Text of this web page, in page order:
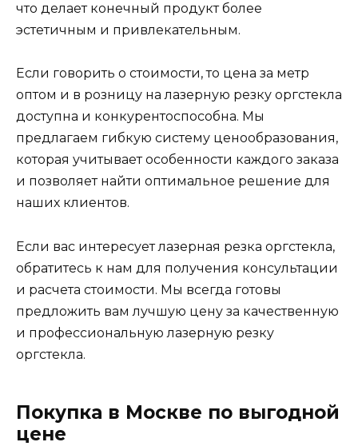
что делает конечный продукт более
эстетичным и привлекательным.
Если говорить о стоимости, то цена за метр
оптом и в розницу на лазерную резку оргстекла
доступна и конкурентоспособна. Мы
предлагаем гибкую систему ценообразования,
которая учитывает особенности каждого заказа
и позволяет найти оптимальное решение для
наших клиентов.
Если вас интересует лазерная резка оргстекла,
обратитесь к нам для получения консультации
и расчета стоимости. Мы всегда готовы
предложить вам лучшую цену за качественную
и профессиональную лазерную резку
оргстекла.
Покупка в Москве по выгодной
цене